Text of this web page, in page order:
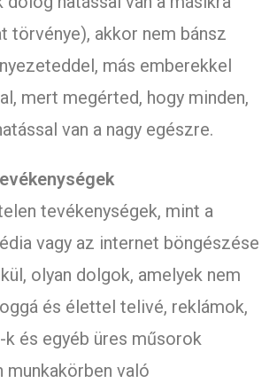
törvénye), akkor nem bánsz
más emberekkel
mert megérted, hogy minden,
van a nagy egészre.
tevékenységek, mint a
vagy az internet böngészése
olyan dolgok, amelyek nem
és élettel telivé, reklámok,
és egyéb üres műsorok
munkakörben való